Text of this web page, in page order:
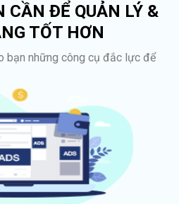
CẦN ĐỂ QUẢN LÝ &
TỐT HƠN
bạn những công cụ đắc lực để